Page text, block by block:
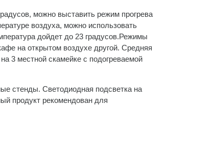
можно выставить режим прогрева
воздуха, можно использовать
дойдет до 23 градусов.Режимы
на открытом воздухе другой. Средняя
3 местной скамейке с подогреваемой
стенды. Светодиодная подсветка на
продукт рекомендован для